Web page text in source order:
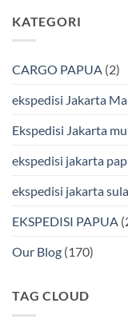
Bmp
Cargo
Laut
Bersama
&
pada
Ekspedisi
Laut
BMP
KATEGORI
CARGO PAPUA (2)
ekspedisi Jakarta
Ekspedisi Jakarta
ekspedisi jakarta
ekspedisi jakarta
EKSPEDISI PAPUA
Our Blog (170)
TAG CLOUD